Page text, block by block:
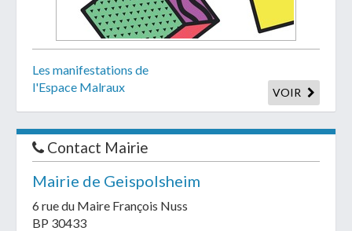
Les manifestations de
l'Espace Malraux
VOIR
Contact Mairie
Mairie de Geispolsheim
6 rue du Maire François Nuss
BP 30433